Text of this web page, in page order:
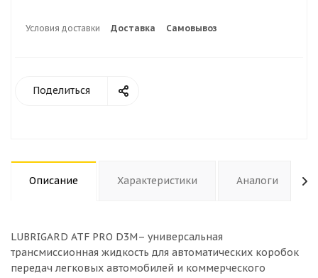
Условия доставки Доставка Самовывоз
Поделиться
Описание Характеристики Аналоги
LUBRIGARD ATF PRO D3M– универсальная
трансмиссионная жидкость для автоматических коробок
передач легковых автомобилей и коммерческого